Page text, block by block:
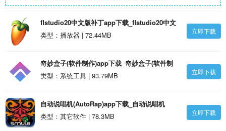
flstudio20中文版补丁app下载_flstudio20中文
版补丁v4.5.35安卓版
类型：播放器 | 72.44MB 立即下载
奇妙盒子(软件制作)app下载_奇妙盒子(软件制
作)v1.0.34安卓版
类型：系统工具 | 93.79MB 立即下载
自动说唱机(AutoRap)app下载_自动说唱机
(AutoRap)v2.1.30安卓版
类型：其它软件 | 78.3MB 立即下载